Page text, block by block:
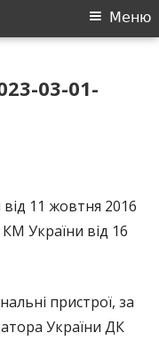
Меню
03-01-
11 жовтня 2016
України від 16
пристрої, за
України ДК